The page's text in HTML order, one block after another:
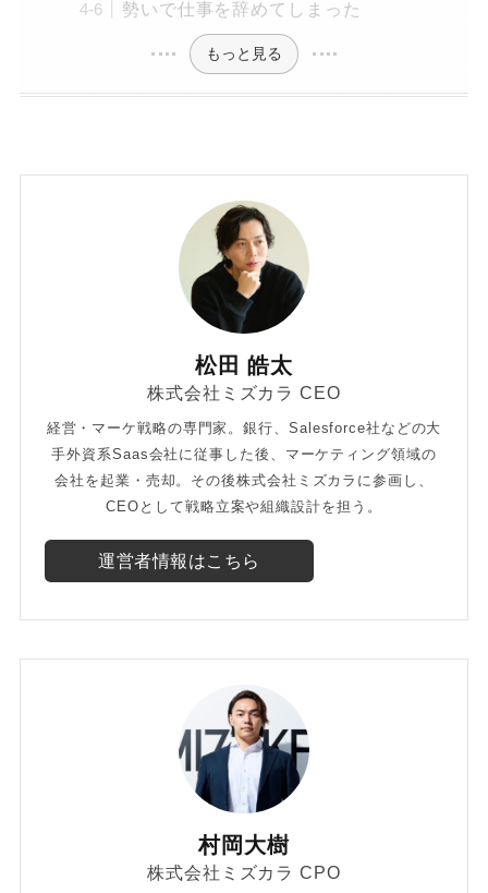
勢いで仕事を辞めてしまった
もっと見る
松田 皓太
株式会社ミズカラ CEO
経営・マーケ戦略の専門家。銀行、Salesforce社などの大
手外資系Saas会社に従事した後、マーケティング領域の
会社を起業・売却。その後株式会社ミズカラに参画し、
CEOとして戦略立案や組織設計を担う。
運営者情報はこちら
村岡大樹
株式会社ミズカラ CPO